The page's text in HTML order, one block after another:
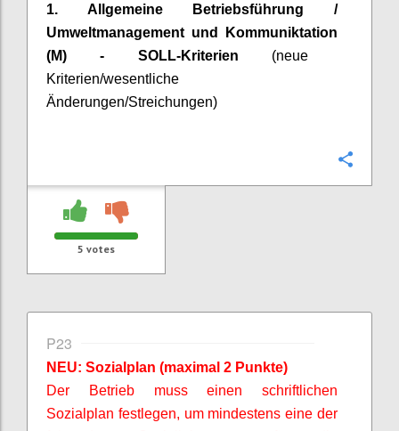
1. Allgemeine Betriebsführung /
Umweltmanagement und
Kommuniktation
(M) - SOLL-Kriterien (neue
Kriterien/wesentliche
Änderungen/Streichungen)
5 votes
P23
NEU: Sozialplan (maximal 2 Punkte)
Der Betrieb muss einen schriftlichen
Sozialplan festlegen, um mindestens eine der